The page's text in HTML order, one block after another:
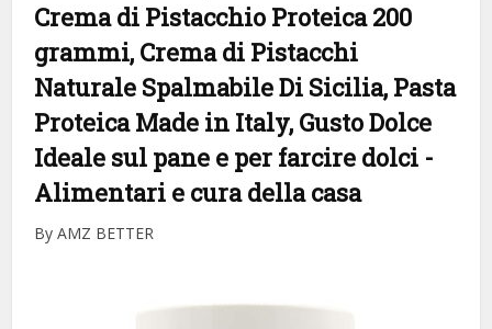
Crema di Pistacchio Proteica 200
grammi, Crema di Pistacchi
Naturale Spalmabile Di Sicilia, Pasta
Proteica Made in Italy, Gusto Dolce
Ideale sul pane e per farcire dolci -
Alimentari e cura della casa
By AMZ BETTER